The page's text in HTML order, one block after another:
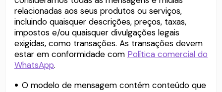
relacionadas aos seus produtos ou serviços,
incluindo quaisquer descrições, preços, taxas,
impostos e/ou quaisquer divulgações legais
exigidas, como transações. As transações devem
estar em conformidade com Política comercial do
WhatsApp.
O modelo de mensagem contém conteúdo que